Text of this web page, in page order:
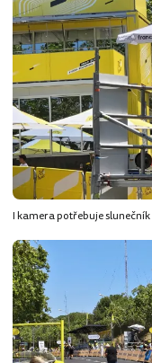
I kamera potřebuje slunečník